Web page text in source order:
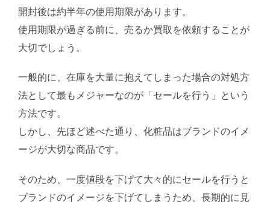
開封後は約半年の使用期限があります。
使用期限が過ぎる前に、売るか買取を依頼することが
大切でしょう。
一般的に、在庫を大量に抱えてしまった場合の対処方
法として最もメジャーなのが「セールを行う」という
方法です。
しかし、先ほど述べた通り、化粧品はブランドのイメ
ージが大切な商品です。
そのため、一度値段を下げて大々的にセールを行うと
ブランドのイメージを下げてしまうため、長期的に見